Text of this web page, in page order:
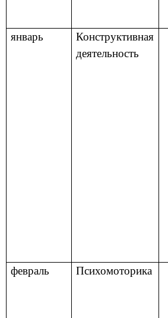
январь
Конструктивная
деятельность
февраль Психомоторика